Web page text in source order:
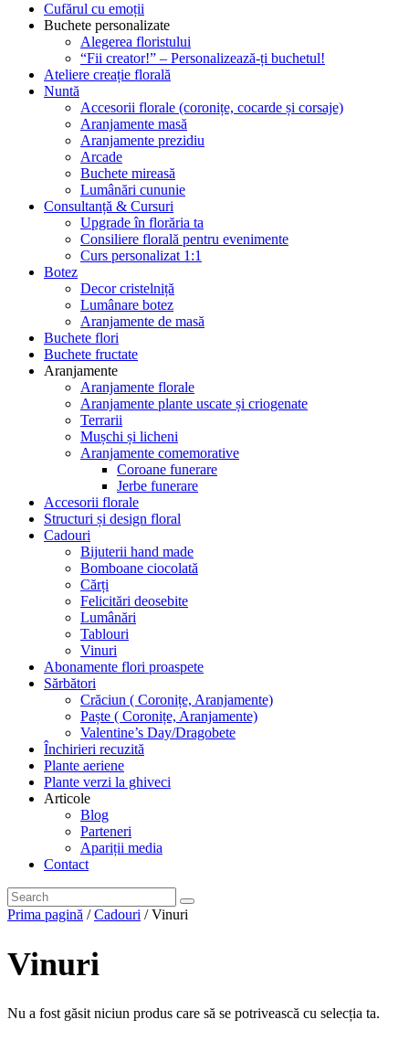
Cufărul cu emoții
Buchete personalizate
Alegerea floristului
“Fii creator!” – Personalizează-ți buchetul!
Ateliere creație florală
Nuntă
Accesorii florale (coronițe, cocarde și corsaje)
Aranjamente masă
Aranjamente prezidiu
Arcade
Buchete mireasă
Lumânări cununie
Consultanță & Cursuri
Upgrade în florăria ta
Consiliere florală pentru evenimente
Curs personalizat 1:1
Botez
Decor cristelniță
Lumânare botez
Aranjamente de masă
Buchete flori
Buchete fructate
Aranjamente
Aranjamente florale
Aranjamente plante uscate și criogenate
Terrarii
Mușchi și licheni
Aranjamente comemorative
Coroane funerare
Jerbe funerare
Accesorii florale
Structuri și design floral
Cadouri
Bijuterii hand made
Bomboane ciocolată
Cărți
Felicitări deosebite
Lumânări
Tablouri
Vinuri
Abonamente flori proaspete
Sărbători
Crăciun ( Coronițe, Aranjamente)
Paște ( Coronițe, Aranjamente)
Valentine’s Day/Dragobete
Închirieri recuzită
Plante aeriene
Plante verzi la ghiveci
Articole
Blog
Parteneri
Apariții media
Contact
Prima pagină /Cadouri / Vinuri
Vinuri
Nu a fost găsit niciun produs care să se potrivească cu selecția ta.